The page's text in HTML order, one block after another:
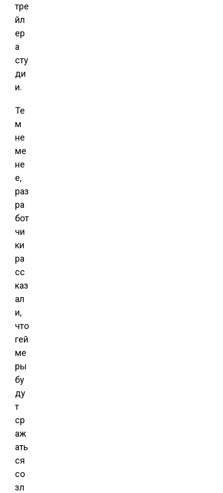
тре
йл
ер
а
сту
ди
и.
Те
м
не
ме
не
е,
раз
ра
бот
чи
ки
ра
сс
каз
ал
и,
что
гей
ме
ры
бу
ду
т
ср
аж
ать
ся
со
зл